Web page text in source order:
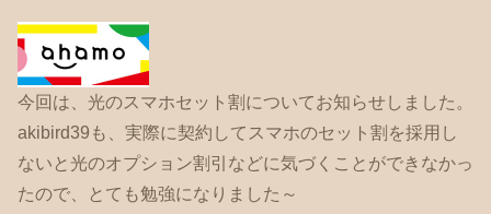
今回は、光のスマホセット割についてお知らせしました。
akibird39も、実際に契約してスマホのセット割を採用し
ないと光のオプション割引などに気づくことができなかっ
たので、とても勉強になりました～